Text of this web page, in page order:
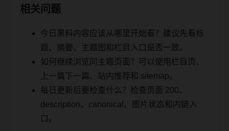
相关问题
今日黑料内容应该从哪里开始看？建议先看标
题、摘要、主题图和栏目入口是否一致。
如何继续浏览同主题页面？可以使用栏目页、
上一篇下一篇、站内推荐和 sitemap。
每日更新后要检查什么？检查页面 200、
description、canonical、图片状态和内链入
口。